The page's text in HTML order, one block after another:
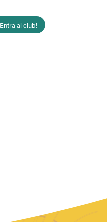
Entra al club!